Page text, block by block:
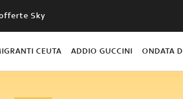
Sky
CEUTA ADDIO GUCCINI ONDATA